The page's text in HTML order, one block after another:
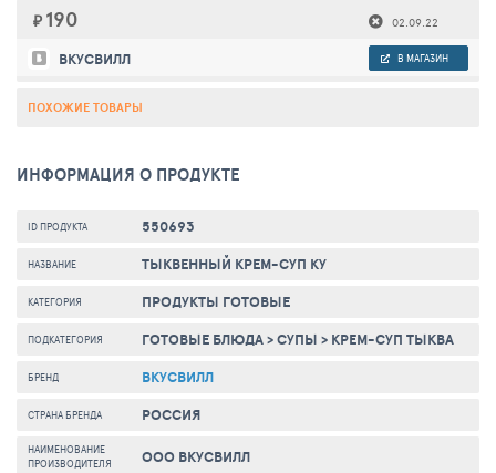
₽ 190 02.09.22
ВКУСВИЛЛ В МАГАЗИН
ПОХОЖИЕ ТОВАРЫ
ИНФОРМАЦИЯ О ПРОДУКТЕ
ID ПРОДУКТА 550693
НАЗВАНИЕ ТЫКВЕННЫЙ КРЕМ-СУП КУ
КАТЕГОРИЯ ПРОДУКТЫ ГОТОВЫЕ
ПОДКАТЕГОРИЯ ГОТОВЫЕ БЛЮДА>СУПЫ > КРЕМ-СУП ТЫКВА
БРЕНД ВКУСВИЛЛ
СТРАНА БРЕНДА РОССИЯ
НАИМЕНОВАНИЕ
ПРОИЗВОДИТЕЛЯ
ООО ВКУСВИЛЛ